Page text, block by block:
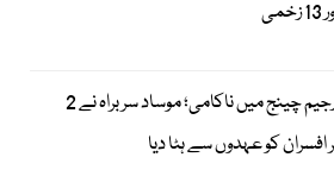
ایران رجیم چینج میں ناکامی؛ موساد سربراہ نے 2
افسران کو عہدوں سے ہٹا دیا